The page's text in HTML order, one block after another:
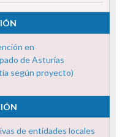
en
de Asturias
según proyecto)
de entidades locales